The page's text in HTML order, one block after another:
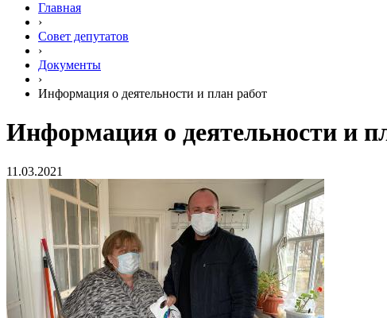
Главная
›
Совет депутатов
›
Документы
›
Информация о деятельности и план работ
Информация о деятельности и
11.03.2021